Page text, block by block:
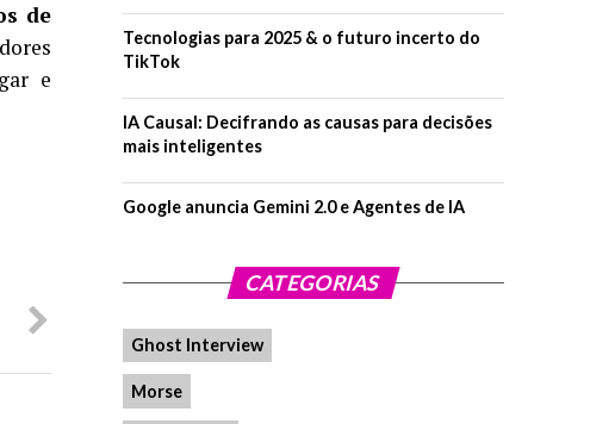
de
e
Tecnologias para 2025 & o futuro incerto do
TikTok
IA Causal: Decifrando as causas para decisões
mais inteligentes
Google anuncia Gemini 2.0 e Agentes de IA
CATEGORIAS
Ghost Interview
Morse